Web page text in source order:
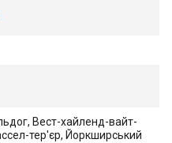
Вест-хайленд-вайт-
тер'єр, Йоркширський